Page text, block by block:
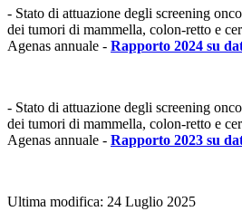
- Stato di attuazione degli screening
dei tumori di mammella, colon-retto e
Agenas annuale - Rapporto 2024 su
- Stato di attuazione degli screening
dei tumori di mammella, colon-retto e
Agenas annuale - Rapporto 2023 su
Ultima modifica: 24 Luglio 2025